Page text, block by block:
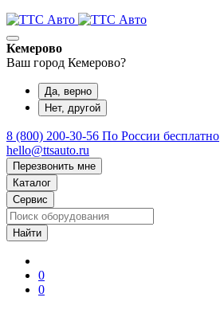
Кемерово
Ваш город Кемерово?
Да, верно
Нет, другой
8 (800) 200-30-56 По России бесплатно
hello@ttsauto.ru
Перезвонить мне
Каталог
Сервис
0
0